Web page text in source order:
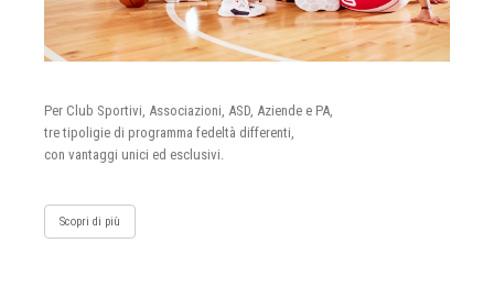
Per Club Sportivi, Associazioni, ASD, Aziende e PA,
tre tipoligie di programma fedeltà differenti,
con vantaggi unici ed esclusivi.
Scopri di più